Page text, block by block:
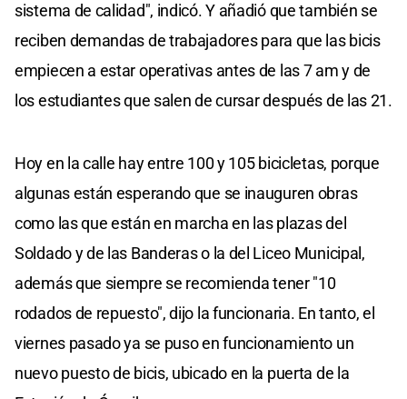
sistema de calidad", indicó. Y añadió que también se
reciben demandas de trabajadores para que las bicis
empiecen a estar operativas antes de las 7 am y de
los estudiantes que salen de cursar después de las 21.
Hoy en la calle hay entre 100 y 105 bicicletas, porque
algunas están esperando que se inauguren obras
como las que están en marcha en las plazas del
Soldado y de las Banderas o la del Liceo Municipal,
además que siempre se recomienda tener "10
rodados de repuesto", dijo la funcionaria. En tanto, el
viernes pasado ya se puso en funcionamiento un
nuevo puesto de bicis, ubicado en la puerta de la